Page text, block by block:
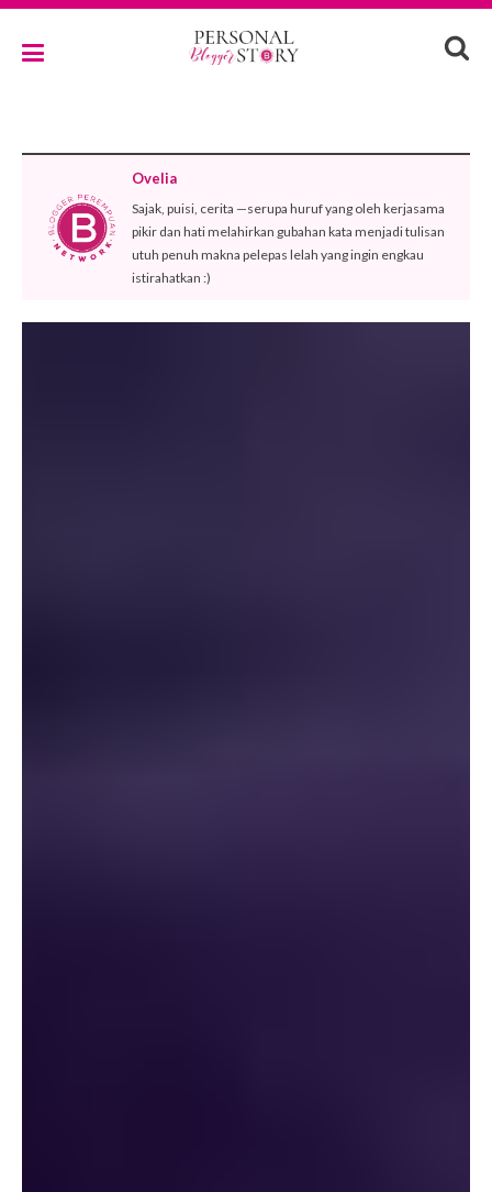
Ovelia
Sajak, puisi, cerita —serupa huruf yang oleh kerjasama
pikir dan hati melahirkan gubahan kata menjadi tulisan
utuh penuh makna pelepas lelah yang ingin engkau
istirahatkan :)